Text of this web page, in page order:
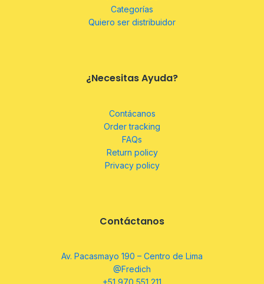
Categorías
Quiero ser distribuidor
¿Necesitas Ayuda?
Contácanos
Order tracking
FAQs
Return policy
Privacy policy
Contáctanos
Av. Pacasmayo 190 – Centro de Lima
@Fredich
+51 970 551 211